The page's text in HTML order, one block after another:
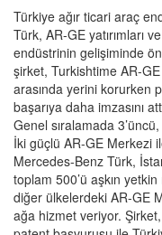
Türkiye ağır ticari araç
Türk, AR-GE yatırımları
endüstrinin gelişiminde
şirket, Turkishtime AR-
arasında yerini korurken
başarıya daha imzasını
Genel sıralamada
İki güçlü AR-GE Merkezi
Mercedes-Benz Türk,
toplam 500’ü aşkın
diğer ülkelerdeki AR-GE
ağa hizmet veriyor.